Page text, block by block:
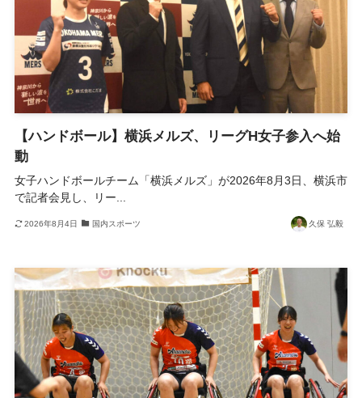
【ハンドボール】横浜メルズ、リーグH女子参入へ始
動
女子ハンドボールチーム「横浜メルズ」が2026年8月3日、横浜市
で記者会見し、リー...
2026年8月4日 国内スポーツ 久保 弘毅